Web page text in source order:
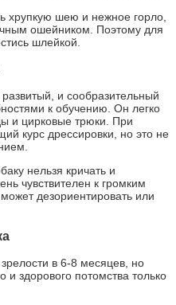
хрупкую шею и нежное горло,
ошейником. Поэтому для
шлейкой.
и сообразительный
к обучению. Он легко
и цирковые трюки. При
курс дрессировки, но это не
нельзя кричать и
чувствителен к громким
дезориентировать или
в 6-8 месяцев, но
и здорового потомства только